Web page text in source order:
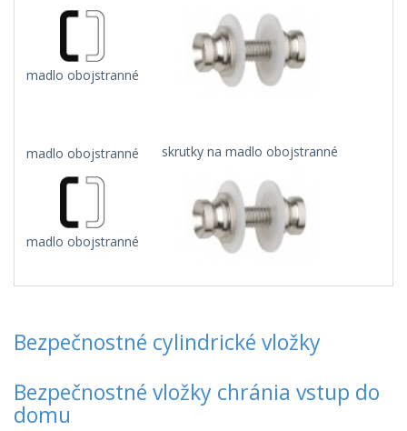
madlo obojstranné
madlo obojstranné
madlo obojstranné
skrutky na madlo obojstranné
Bezpečnostné cylindrické vložky
Bezpečnostné vložky chránia vstup do
domu